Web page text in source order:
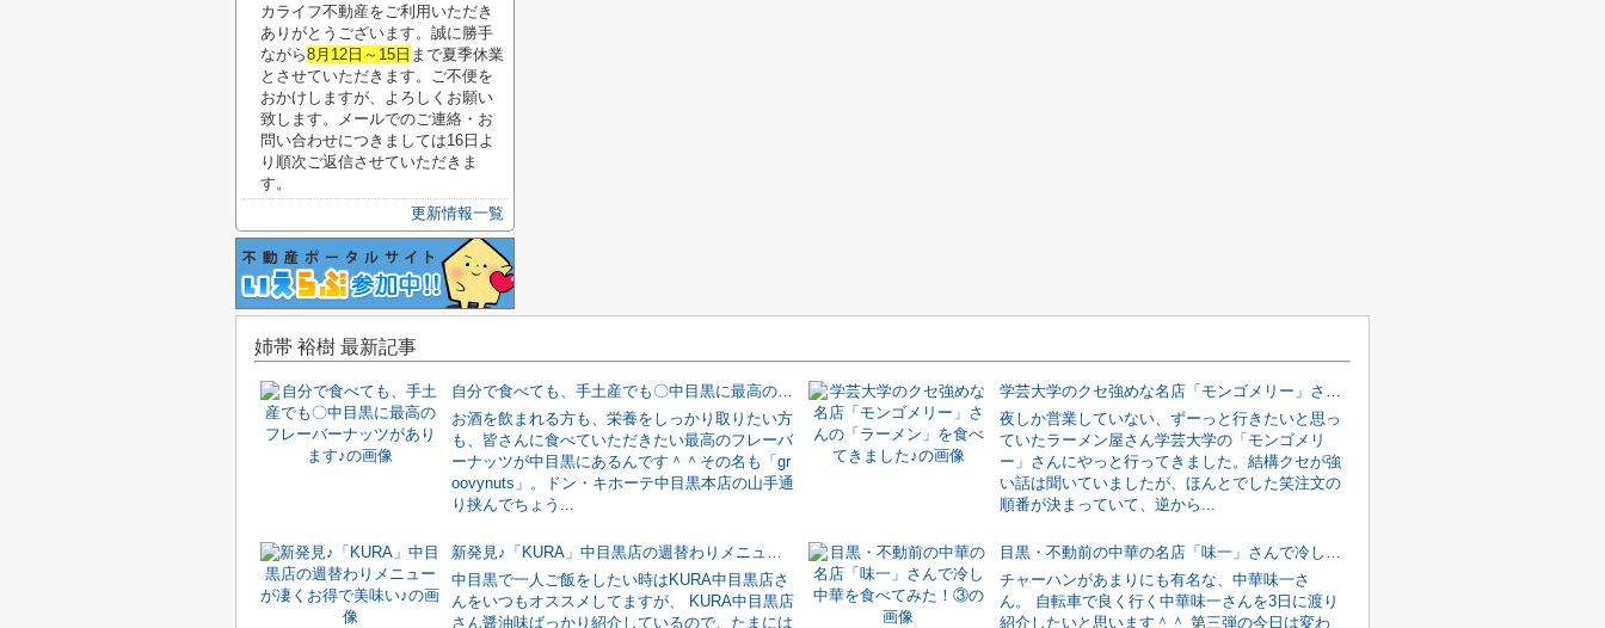
カライフ不動産をご利用いただき
ありがとうございます。誠に勝手
ながら8月12日～15日 まで夏季休業
とさせていただきます。ご不便を
おかけしますが、よろしくお願い
致します。メールでのご連絡・お
問い合わせにつきましては16日よ
り順次ご返信させていただきま
す。
更新情報一覧
姉帯 裕樹 最新記事
自分で食べても、手土産でも〇中目黒に最高のフレーバーナッツがあります♪
お酒を飲まれる方も、栄養をしっかり取りたい方
も、皆さんに食べていただきたい最高のフレーバ
ーナッツが中目黒にあるんです＾＾その名も「gr
oovynuts」。ドン・キホーテ中目黒本店の山手通
り挟んでちょう...
学芸大学のクセ強めな名店「モンゴメリー」さんの「ラーメン」を食べてきました♪
夜しか営業していない、ずーっと行きたいと思っ
ていたラーメン屋さん学芸大学の「モンゴメリ
ー」さんにやっと行ってきました。結構クセが強
い話は聞いていましたが、ほんとでした笑注文の
順番が決まっていて、逆から...
新発見♪「KURA」中目黒店の週替わりメニューが凄くお得で美味い♪
中目黒で一人ご飯をしたい時はKURA中目黒店さ
んをいつもオススメしてますが、 KURA中目黒店
さん醤油味ばっかり紹介しているので、たまには
目黒・不動前の中華の名店「味一」さんで冷し中華を食べてみた！③
チャーハンがあまりにも有名な、中華味一さ
ん。 自転車で良く行く中華味一さんを3日に渡り
紹介したいと思います＾＾ 第三弾の今日は変わ